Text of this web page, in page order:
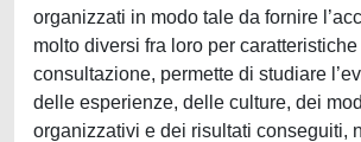
organizzati in modo tale da fornire
molto diversi fra loro per
consultazione, permette di studiare
delle esperienze, delle culture, dei
organizzativi e dei risultati conseguiti,